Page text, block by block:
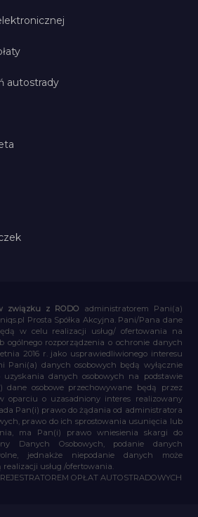
autostrady
związku z RODO administratorem Pani(a)
Prosta Spółka Akcyjna. Pani/Pana dane
w celu realizacji usług/ ofertowania na
ogólnego rozporządzenia o ochronie danych
2016 r. jako usprawiedliwionego interesu
Pani(a) danych osobowych będą wyłącznie
danych osobowych na podstawie
dane osobowe przechowywane będą przez
oparciu o uzasadniony interes realizowany
Pan(i) prawo do żądania od administratora
prawo do ich sprostowania usunięcia lub
ma Pan(i) prawo wniesienia skargi do
Danych Osobowych, podanie danych
jednakże niepodanie danych może
usług /ofertowania.
OPŁAT AUTOSTRADOWYCH